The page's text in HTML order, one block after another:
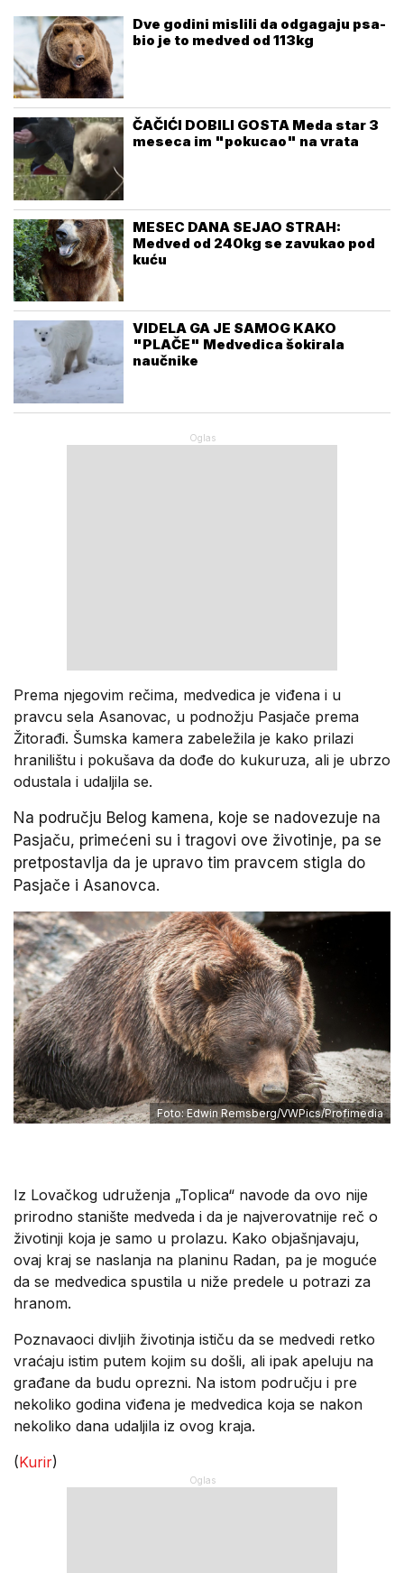
Dve godini mislili da odgagaju psa-
bio je to medved od 113kg
ČAČIĆI DOBILI GOSTA Meda star 3
meseca im "pokucao" na vrata
MESEC DANA SEJAO STRAH:
Medved od 240kg se zavukao pod
kuću
VIDELA GA JE SAMOG KAKO
"PLAČE" Medvedica šokirala
naučnike
Prema njegovim rečima, medvedica je viđena i u
pravcu sela Asanovac, u podnožju Pasjače prema
Žitorađi. Šumska kamera zabeležila je kako prilazi
hranilištu i pokušava da dođe do kukuruza, ali je ubrzo
odustala i udaljila se.
Na području Belog kamena, koje se nadovezuje na
Pasjaču, primećeni su i tragovi ove životinje, pa se
pretpostavlja da je upravo tim pravcem stigla do
Pasjače i Asanovca.
Foto: Edwin Remsberg/VWPics/Profimedia
Iz Lovačkog udruženja „Toplica“ navode da ovo nije
prirodno stanište medveda i da je najverovatnije reč o
životinji koja je samo u prolazu. Kako objašnjavaju,
ovaj kraj se naslanja na planinu Radan, pa je moguće
da se medvedica spustila u niže predele u potrazi za
hranom.
Poznavaoci divljih životinja ističu da se medvedi retko
vraćaju istim putem kojim su došli, ali ipak apeluju na
građane da budu oprezni. Na istom području i pre
nekoliko godina viđena je medvedica koja se nakon
nekoliko dana udaljila iz ovog kraja.
(Kurir)